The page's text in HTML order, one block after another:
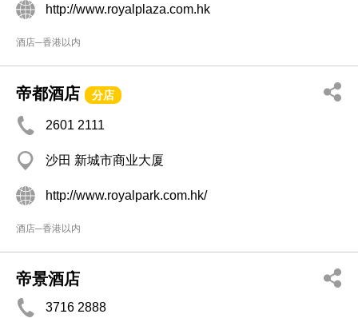
http://www.royalplaza.com.hk
酒店─香港以内
帝都酒店 分店
2601 2111
沙田 新城市商业大厦
http://www.royalpark.com.hk/
酒店─香港以内
帝景酒店
3716 2888